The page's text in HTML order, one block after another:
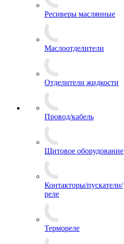
Ресиверы маслянные
Маслоотделители
Отделители жидкости
Провод/кабель
Щитовое оборудование
Контакторы/пускатели/
реле
Термореле